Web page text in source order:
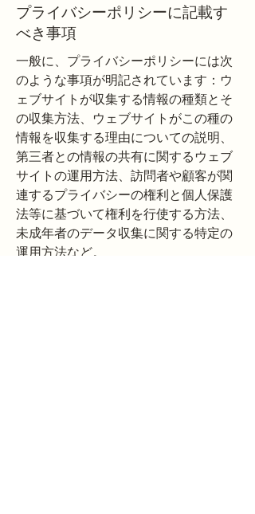
プライバシーポリシーに記載す
べき事項
一般に、プライバシーポリシーには次
のような事項が明記されています：ウ
ェブサイトが収集する情報の種類とそ
の収集方法、ウェブサイトがこの種の
情報を収集する理由についての説明、
第三者との情報の共有に関するウェブ
サイトの運用方法、訪問者や顧客が関
連するプライバシーの権利と個人保護
法等に基づいて権利を行使する方法、
未成年者のデータ収集に関する特定の
運用方法など。